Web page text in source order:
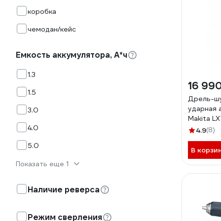
коробка
чемодан/кейс
Емкость аккумулятора, А*ч
1.3
1.5
3.0
4.0
5.0
Показать еще 1
Наличие реверса
Режим сверления
16
Дрель-
ударная
Makita
50/27Нм
4.9(8)
В